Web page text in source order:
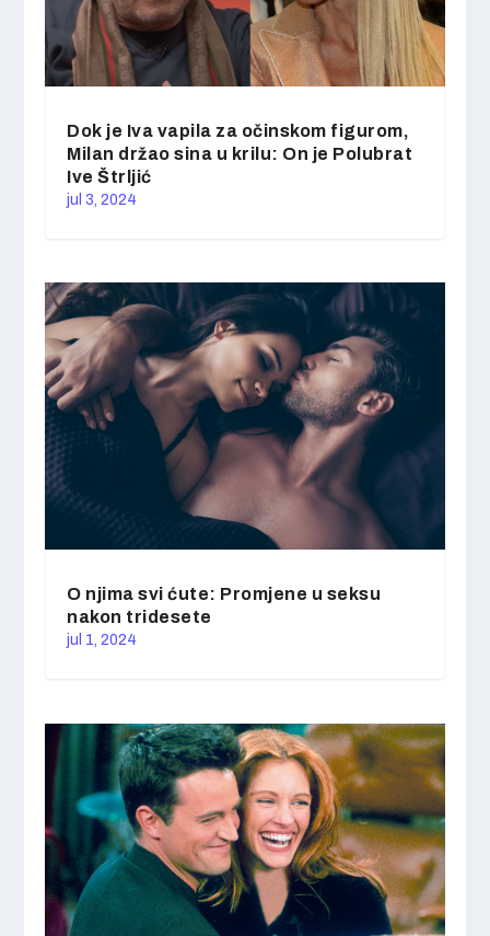
Dok je Iva vapila za očinskom figurom,
Milan držao sina u krilu: On je Polubrat
Ive Štrljić
jul 3, 2024
O njima svi ćute: Promjene u seksu
nakon tridesete
jul 1, 2024